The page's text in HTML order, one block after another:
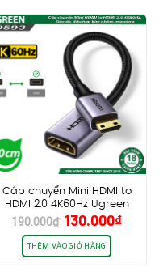
Cáp chuyển Mini HDMI to
HDMI 2.0 4K60Hz Ugreen
90593, Dây dù, đầu hợp kim
nhôm
190.000₫ Giá
gốc
là:
190.000₫.
130.000₫Giá
THÊM VÀO GIỎ HÀNG